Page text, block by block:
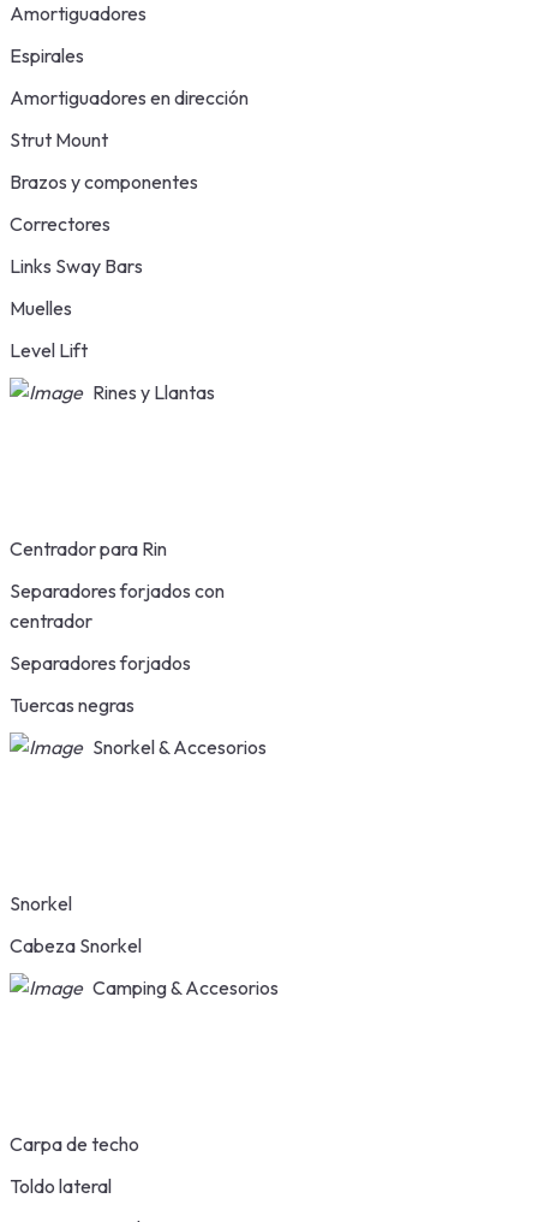
Amortiguadores
Espirales
Amortiguadores en dirección
Strut Mount
Brazos y componentes
Correctores
Links Sway Bars
Muelles
Level Lift
Rines y Llantas
Centrador para Rin
Separadores forjados con
centrador
Separadores forjados
Tuercas negras
Snorkel & Accesorios
Snorkel
Cabeza Snorkel
Camping & Accesorios
Carpa de techo
Toldo lateral